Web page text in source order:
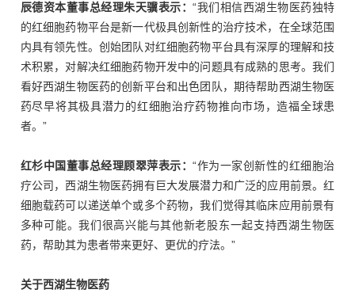
辰德资本董事总经理朱天骥表示：“我们相信西湖生物医药独特
的红细胞药物平台是新一代极具创新性的治疗技术，在全球范围
内具有领先性。创始团队对红细胞药物平台具有深厚的理解和技
术积累，对解决红细胞药物开发中的问题具有成熟的思考。我们
看好西湖生物医药的创新平台和出色团队，期待帮助西湖生物医
药尽早将其极具潜力的红细胞治疗药物推向市场，造福全球患
者。”
红杉中国董事总经理顾翠萍表示：“作为一家创新性的红细胞治
疗公司，西湖生物医药拥有巨大发展潜力和广泛的应用前景。红
细胞载药可以递送单个或多个药物，我们觉得其临床应用前景有
多种可能。我们很高兴能与其他新老股东一起支持西湖生物医
药，帮助其为患者带来更好、更优的疗法。”
关于西湖生物医药